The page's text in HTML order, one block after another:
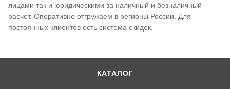
лицами так и юридическими за наличный и безналичный
расчет. Оперативно отгружаем в регионы России. Для
постоянных клиентов есть система скидок.
КАТАЛОГ